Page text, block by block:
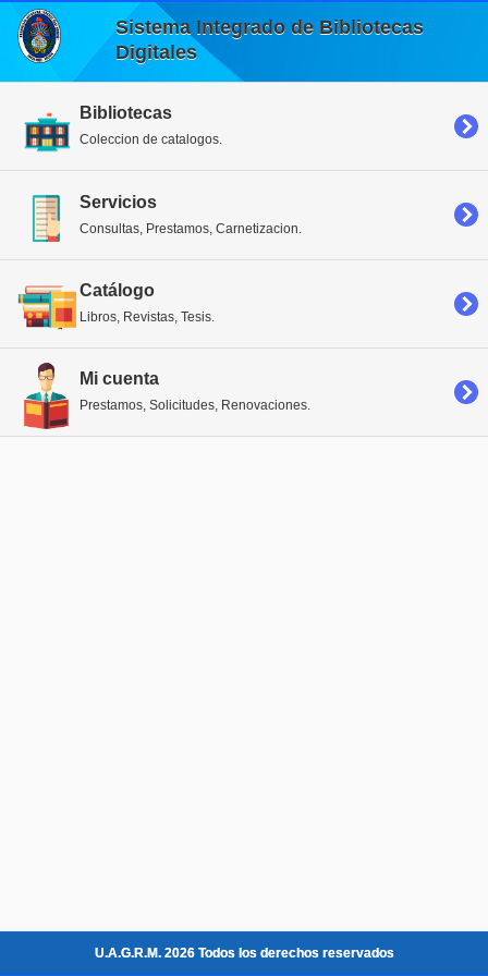
Sistema Integrado de Bibliotecas
Digitales
Bibliotecas
Coleccion de catalogos.
Servicios
Consultas, Prestamos, Carnetizacion.
Catálogo
Libros, Revistas, Tesis.
Mi cuenta
Prestamos, Solicitudes, Renovaciones.
U.A.G.R.M. 2026 Todos los derechos reservados